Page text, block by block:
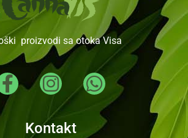
proizvodi sa otoka Visa
Kontakt